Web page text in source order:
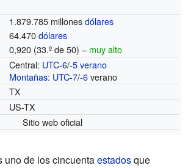
1.879.785 millonesdólares
64.470dólares
0,920 (33.º de 50) – muy alto
Central: UTC-6/-5 verano
Montañas: UTC-7/-6verano
TX
US-TX
Sitio web oficial
uno de los cincuentaestadosque